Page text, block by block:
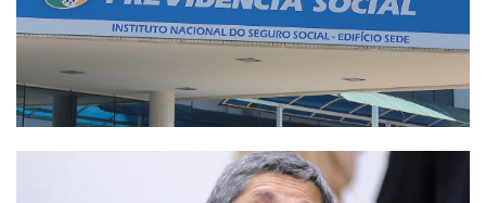
Termos de uso Sitemap